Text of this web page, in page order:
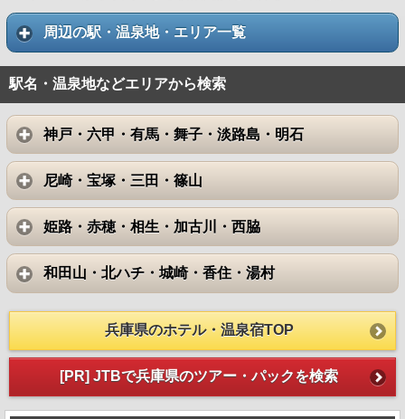
周辺の駅・温泉地・エリア一覧
駅名・温泉地などエリアから検索
神戸・六甲・有馬・舞子・淡路島・明石
尼崎・宝塚・三田・篠山
姫路・赤穂・相生・加古川・西脇
和田山・北ハチ・城崎・香住・湯村
兵庫県のホテル・温泉宿TOP
[PR] JTBで兵庫県のツアー・パックを検索